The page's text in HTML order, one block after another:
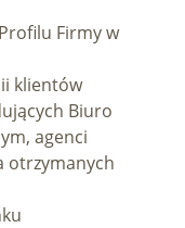
Firmy w
klientów
Biuro
agenci
otrzymanych